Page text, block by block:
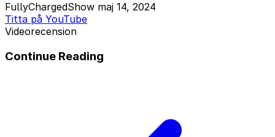
FullyChargedShow maj 14, 2024
Titta på YouTube
Videorecension
Continue Reading